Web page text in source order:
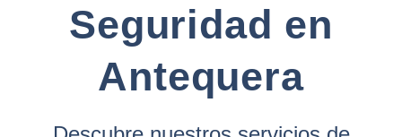
Seguridad en
Antequera